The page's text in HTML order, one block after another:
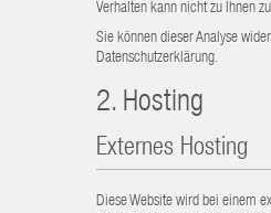
Verhalten kann nicht zu Ihnen
Sie können dieser Analyse
Datenschutzerklärung.
2. Hosting
Externes Hosting
Diese Website wird bei einem